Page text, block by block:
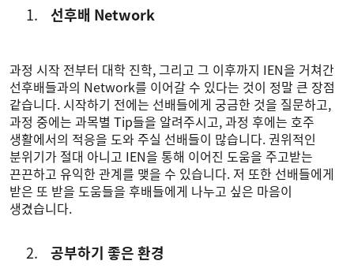
선후배 Network
과정 시작 전부터 대학 진학, 그리고 그 이후까지 IEN을 거쳐간
선후배들과의 Network를 이어갈 수 있다는 것이 정말 큰 장점
같습니다. 시작하기 전에는 선배들에게 궁금한 것을 질문하고,
과정 중에는 과목별 Tip들을 알려주시고, 과정 후에는 호주
생활에서의 적응을 도와 주실 선배들이 많습니다. 권위적인
분위기가 절대 아니고 IEN을 통해 이어진 도움을 주고받는
끈끈하고 유익한 관계를 맺을 수 있습니다. 저 또한 선배들에게
받은 또 받을 도움들을 후배들에게 나누고 싶은 마음이
생겼습니다.
공부하기 좋은 환경